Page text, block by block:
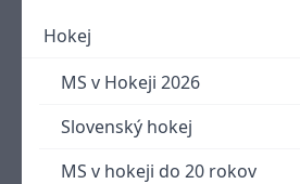
Hokej
MS v Hokeji 2026
Slovenský hokej
MS v hokeji do 20 rokov